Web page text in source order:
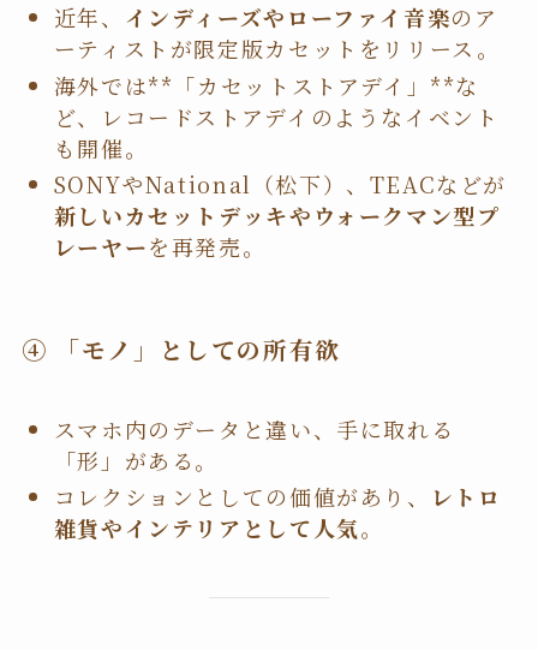
近年、 インディーズやローファイ音楽のア
ーティストが限定版カセットをリリース。
海外では**「カセットストアデイ」**な
ど、レコードストアデイのようなイベント
も開催。
SONYやNational（松下）、TEACなどが
新しいカセットデッキやウォークマン型プ
レーヤーを再発売。
④ 「モノ」としての所有欲
スマホ内のデータと違い、手に取れる
「形」がある。
コレクションとしての価値があり、
レトロ
雑貨やインテリアとして人気。